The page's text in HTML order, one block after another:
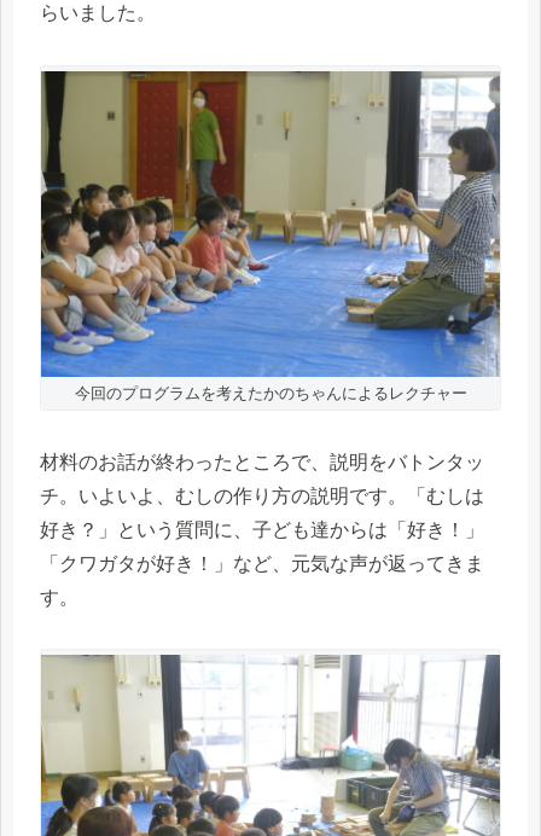
らいました。
今回のプログラムを考えたかのちゃんによるレクチャー
材料のお話が終わったところで、説明をバトンタッ
チ。いよいよ、むしの作り方の説明です。「むしは
好き？」という質問に、子ども達からは「好き！」
「クワガタが好き！」など、元気な声が返ってきま
す。